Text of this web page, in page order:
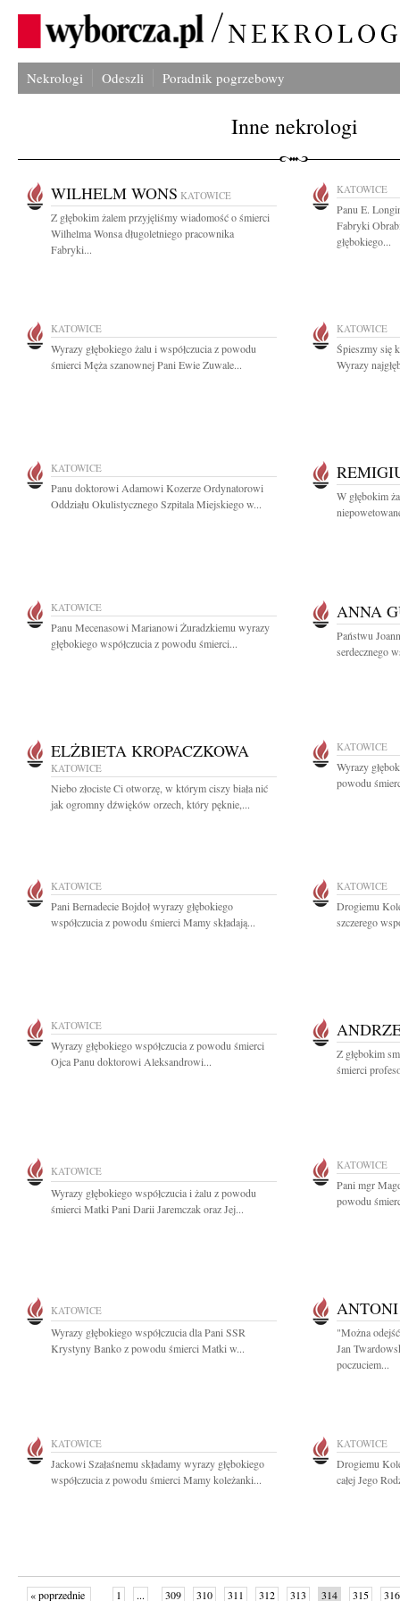
Nekrologi Odeszli Poradnik pogrzebowy
Inne nekrologi
WILHELM WONS KATOWICE
Z głębokim żalem przyjęliśmy wiadomość o śmierci
Wilhelma Wonsa długoletniego pracownika
Fabryki...
KATOWICE
Panu E.
Fabryki
głębokiego...
KATOWICE
Wyrazy głębokiego żalu i współczucia z powodu
śmierci Męża szanownej Pani Ewie Zuwale...
KATOWICE
Śpieszmy się
Wyrazy
KATOWICE
Panu doktorowi Adamowi Kozerze Ordynatorowi
Oddziału Okulistycznego Szpitala Miejskiego w...
W głębokim
KATOWICE
Panu Mecenasowi Marianowi Żuradzkiemu wyrazy
głębokiego współczucia z powodu śmierci...
ANNA
Państwu
serdecznego
ELŻBIETA KROPACZKOWA
KATOWICE
Niebo złociste Ci otworzę, w którym ciszy biała nić
jak ogromny dźwięków orzech, który pęknie,...
KATOWICE
Wyrazy
powodu
KATOWICE
Pani Bernadecie Bojdoł wyrazy głębokiego
współczucia z powodu śmierci Mamy składają...
KATOWICE
Drogiemu
szczerego
KATOWICE
Wyrazy głębokiego współczucia z powodu śmierci
Ojca Panu doktorowi Aleksandrowi...
Z głębokim
śmierci
KATOWICE
Wyrazy głębokiego współczucia i żalu z powodu
śmierci Matki Pani Darii Jaremczak oraz Jej...
KATOWICE
Pani mgr
powodu
KATOWICE
Wyrazy głębokiego współczucia dla Pani SSR
Krystyny Banko z powodu śmierci Matki w...
"Można
Jan
poczuciem...
KATOWICE
Jackowi Szałaśnemu składamy wyrazy głębokiego
współczucia z powodu śmierci Mamy koleżanki...
KATOWICE
Drogiemu
całej Jego
« poprzednie 1 ... 309 310 311 312 313 314 315 316